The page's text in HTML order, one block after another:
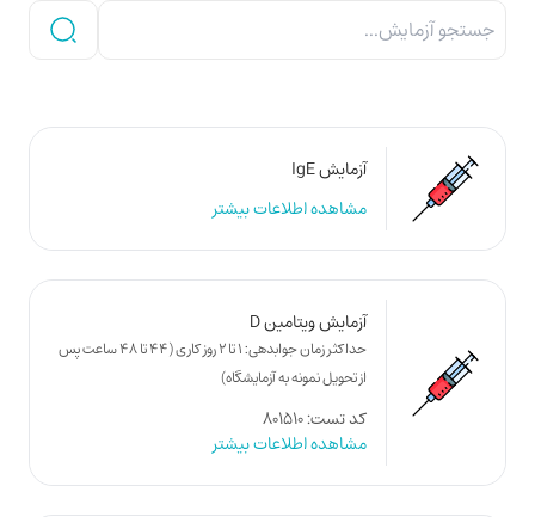
آزمایش IgE
مشاهده اطلاعات بیشتر
آزمایش ویتامین D
حداکثر زمان جوابدهی: 1 تا 2 روز کاری (44 تا 48 ساعت پس
از تحویل نمونه به آزمایشگاه)
کد تست: 801510
مشاهده اطلاعات بیشتر